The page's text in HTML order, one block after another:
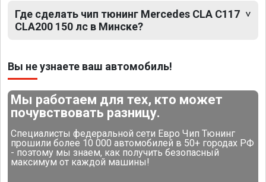
Где сделать чип тюнинг Mercedes CLA C117
CLA200 150 лс в Минске?
Вы не узнаете ваш автомобиль!
Мы работаем для тех, кто может
почувствовать разницу.
Специалисты федеральной сети Евро Чип Тюнинг
прошили более 10 000 автомобилей в 50+ городах РФ
- поэтому мы знаем, как получить безопасный
максимум от каждой машины!